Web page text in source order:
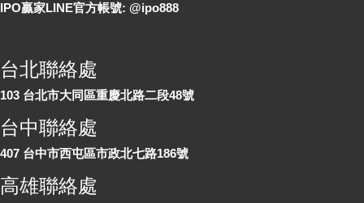
IPO贏家LINE官方帳號: @ipo888
台北聯絡處
103 台北市大同區重慶北路二段48號
台中聯絡處
407 台中市西屯區市政北七路186號
高雄聯絡處